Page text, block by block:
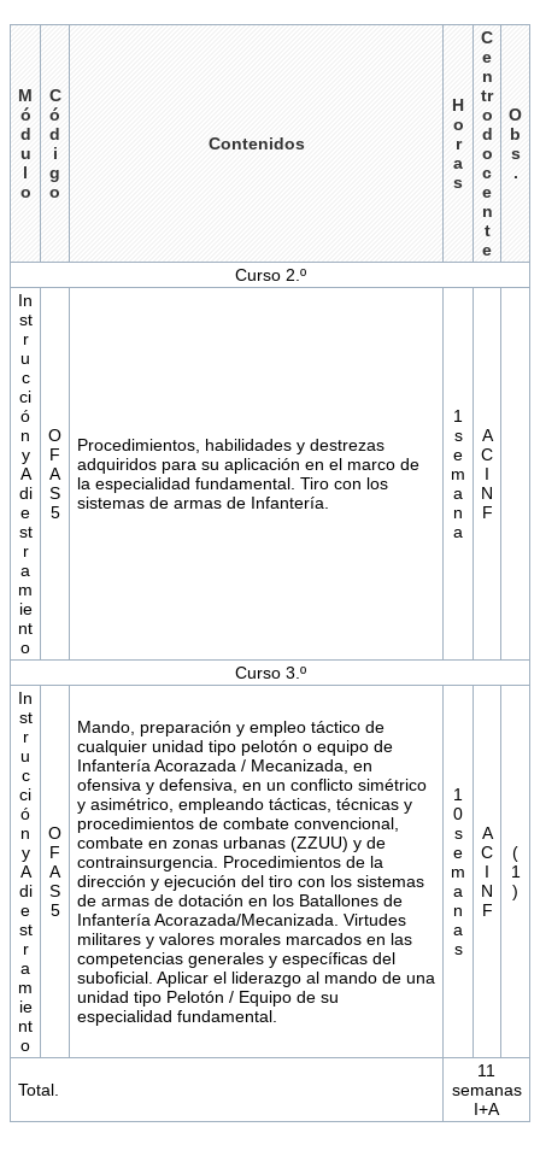
M
ó
d
u
l
o
C
ó
d
i
g
o
Contenidos
H
o
r
a
s
C
e
n
tr
o
d
o
c
e
n
t
e
O
b
s
.
Curso 2.º
In
st
r
u
c
ci
ó
n
y
A
di
e
st
r
a
m
ie
nt
o
O
F
A
S
5
Procedimientos, habilidades y destrezas
adquiridos para su aplicación en el marco de
la especialidad fundamental. Tiro con los
sistemas de armas de Infantería.
1
s
e
m
a
n
a
A
C
I
N
F
Curso 3.º
In
st
r
u
c
ci
ó
n
y
A
di
e
st
r
a
m
ie
nt
o
O
F
A
S
5
Mando, preparación y empleo táctico de
cualquier unidad tipo pelotón o equipo de
Infantería Acorazada / Mecanizada, en
ofensiva y defensiva, en un conflicto simétrico
y asimétrico, empleando tácticas, técnicas y
procedimientos de combate convencional,
combate en zonas urbanas (ZZUU) y de
contrainsurgencia. Procedimientos de la
dirección y ejecución del tiro con los sistemas
de armas de dotación en los Batallones de
Infantería Acorazada/Mecanizada. Virtudes
militares y valores morales marcados en las
competencias generales y específicas del
suboficial. Aplicar el liderazgo al mando de una
unidad tipo Pelotón / Equipo de su
especialidad fundamental.
1
0
s
e
m
a
n
a
s
A
C
I
N
F
(
1
)
Total.
11
semanas
I+A